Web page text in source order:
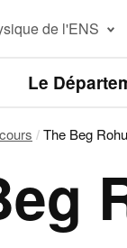
de l'ENS
Le
The Beg